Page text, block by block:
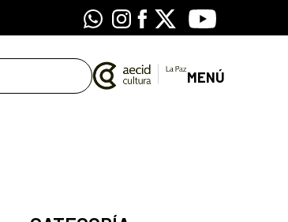
WhatsappInstagram
Facebook
X Youtube
MENÚ